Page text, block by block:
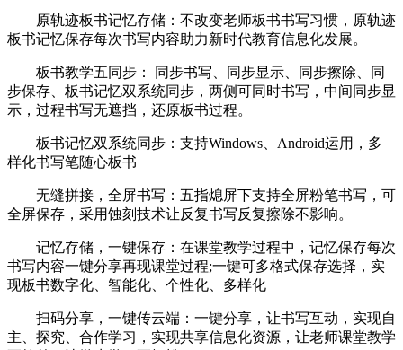
原轨迹板书记忆存储：不改变老师板书书写习惯，原轨迹
板书记忆保存每次书写内容助力新时代教育信息化发展。
板书教学五同步： 同步书写、同步显示、同步擦除、同
步保存、板书记忆双系统同步，两侧可同时书写，中间同步显
示，过程书写无遮挡，还原板书过程。
板书记忆双系统同步：支持Windows、Android运用，多
样化书写笔随心板书
无缝拼接，全屏书写：五指熄屏下支持全屏粉笔书写，可
全屏保存，采用蚀刻技术让反复书写反复擦除不影响。
记忆存储，一键保存：在课堂教学过程中，记忆保存每次
书写内容一键分享再现课堂过程;一键可多格式保存选择，实
现板书数字化、智能化、个性化、多样化
扫码分享，一键传云端：一键分享，让书写互动，实现自
主、探究、合作学习，实现共享信息化资源，让老师课堂教学